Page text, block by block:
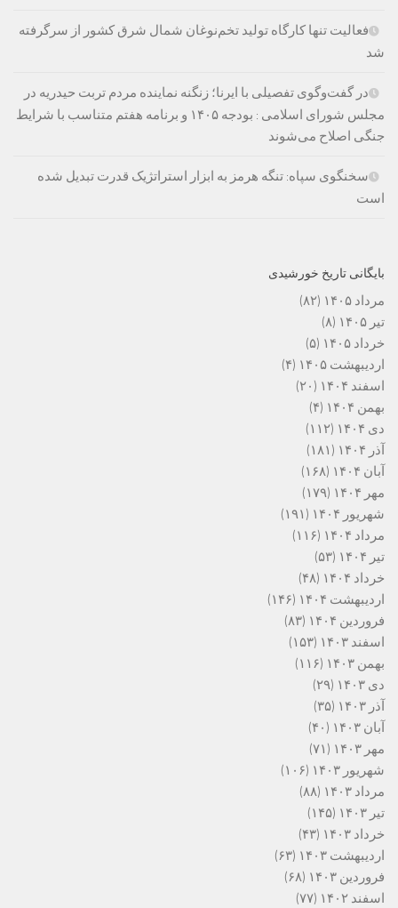
فعالیت تنها کارگاه تولید تخم‌نوغان شمال شرق کشور از سرگرفته
شد
در گفت‌وگوی تفصیلی با ایرنا؛ زنگنه نماینده مردم تربت حیدریه در
مجلس شورای اسلامی : بودجه ۱۴۰۵ و برنامه هفتم متناسب با شرایط
جنگی اصلاح می‌شوند
سخنگوی سپاه: تنگه هرمز به ابزار استراتژیک قدرت تبدیل شده
است
بایگانی تاریخ خورشیدی
مرداد ۱۴۰۵
(۸۲)
تیر ۱۴۰۵
(۸)
خرداد ۱۴۰۵
(۵)
اردیبهشت ۱۴۰۵
(۴)
اسفند ۱۴۰۴
(۲۰)
بهمن ۱۴۰۴
(۴)
دی ۱۴۰۴
(۱۱۲)
آذر ۱۴۰۴
(۱۸۱)
آبان ۱۴۰۴
(۱۶۸)
مهر ۱۴۰۴
(۱۷۹)
شهریور ۱۴۰۴
(۱۹۱)
مرداد ۱۴۰۴
(۱۱۶)
تیر ۱۴۰۴
(۵۳)
خرداد ۱۴۰۴
(۴۸)
اردیبهشت ۱۴۰۴
(۱۴۶)
فروردین ۱۴۰۴
(۸۳)
اسفند ۱۴۰۳
(۱۵۳)
بهمن ۱۴۰۳
(۱۱۶)
دی ۱۴۰۳
(۲۹)
آذر ۱۴۰۳
(۳۵)
آبان ۱۴۰۳
(۴۰)
مهر ۱۴۰۳
(۷۱)
شهریور ۱۴۰۳
(۱۰۶)
مرداد ۱۴۰۳
(۸۸)
تیر ۱۴۰۳
(۱۴۵)
خرداد ۱۴۰۳
(۴۳)
اردیبهشت ۱۴۰۳
(۶۳)
فروردین ۱۴۰۳
(۶۸)
اسفند ۱۴۰۲
(۷۷)